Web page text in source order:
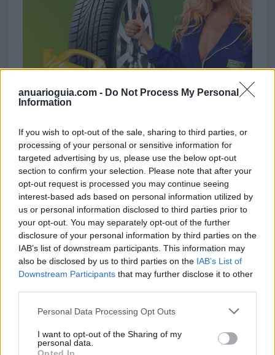
anuarioguia.com - Do Not Process My Personal
Information
If you wish to opt-out of the sale, sharing to third parties, or
processing of your personal or sensitive information for
targeted advertising by us, please use the below opt-out
section to confirm your selection. Please note that after your
opt-out request is processed you may continue seeing
interest-based ads based on personal information utilized by
us or personal information disclosed to third parties prior to
your opt-out. You may separately opt-out of the further
disclosure of your personal information by third parties on the
IAB’s list of downstream participants. This information may
also be disclosed by us to third parties on the IAB’s List of
Downstream Participants that may further disclose it to other
Personal Data Processing Opt Outs
I want to opt-out of the Sharing of my
personal data.